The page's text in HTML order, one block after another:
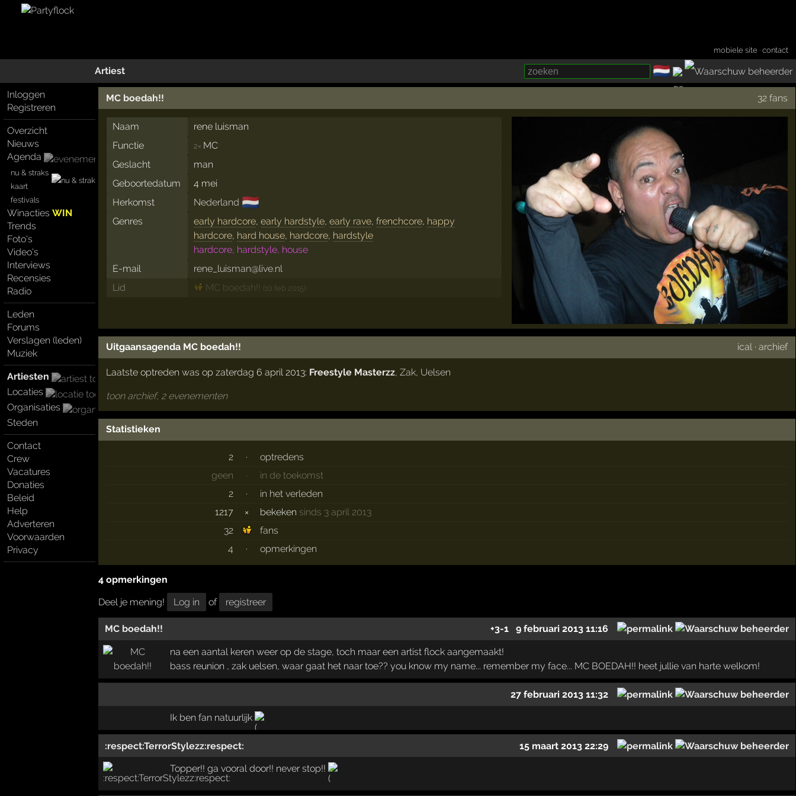
mobiele site ·contact
Artiest 🇳🇱
Inloggen
Registreren
Overzicht
Nieuws
Agenda
nu & straks
kaart
festivals
WinactiesWIN
Trends
Foto's
Video's
Interviews
Recensies
Radio
Leden
Forums
Verslagen (leden)
Muziek
Artiesten
Locaties
Organisaties
Steden
Contact
Crew
Vacatures
Donaties
Beleid
Help
Adverteren
Voorwaarden
Privacy
MC boedah!! 32 fans
Naam
rene luisman
Functie
2× MC
Geslacht
man
Geboortedatum
4 mei
Herkomst
Nederland 🇳🇱
Genres early hardcore,early hardstyle,early rave,frenchcore, happy
hardcore, hard house, hardcore, hardstyle
hardcore, hardstyle, house
E-mail
rene_luisman@live.nl
Lid
MC boedah!! (10 feb 2015)
Uitgaansagenda MC boedah!! ical ·archief
Laatste optreden was op zaterdag 6 april 2013: Freestyle Masterzz, Zak, Uelsen
toon archief, 2 evenementen
Statistieken
2 ·
optredens
geen
·
in de toekomst
2
·
in het verleden
1217
× bekeken sinds 3 april 2013
32
fans
4
· opmerkingen
4 opmerkingen
Deel je mening!
Log in of registreer
MC boedah!! +3-1 9 februari 2013 11:16
na een aantal keren weer op de stage, toch maar een artist flock aangemaakt!
bass reunion , zak uelsen, waar gaat het naar toe?? you know my name... remember my face... MC BOEDAH!! heet jullie van harte welkom!
27 februari 2013 11:32
Ik ben fan natuurlijk
:respect:TerrorStylezz:respect: 15 maart 2013 22:29
Topper!! ga vooral door!! never stop!!